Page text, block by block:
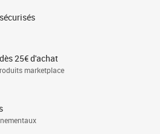
25€ d'achat
marketplace